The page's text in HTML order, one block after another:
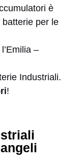
è
per le
–
Industriali.
!